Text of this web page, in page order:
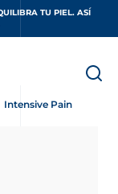
TU PIEL. ASÍ
Intensive Pain